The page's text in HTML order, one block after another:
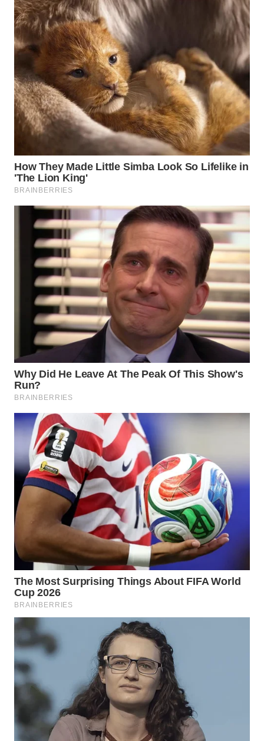
WN
INDRAMAYU
KUNINGAN
WN
MAJALENGKA
SUBANG
WN
SUKABUMI
WN
PURWAKARTA
WN
PRIANGAN
TIMUR
WN
SEMARANG
WN
SOLO
WN
BOROBUDUR
WN
MADURA
SURABAYA
WN
NATUNA
WN
WN
MANDALIKA
WN
LIKUPANG
WN